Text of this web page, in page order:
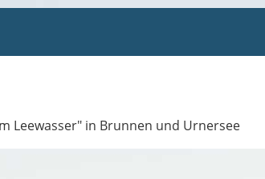
Leewasser" in Brunnen und Urnersee